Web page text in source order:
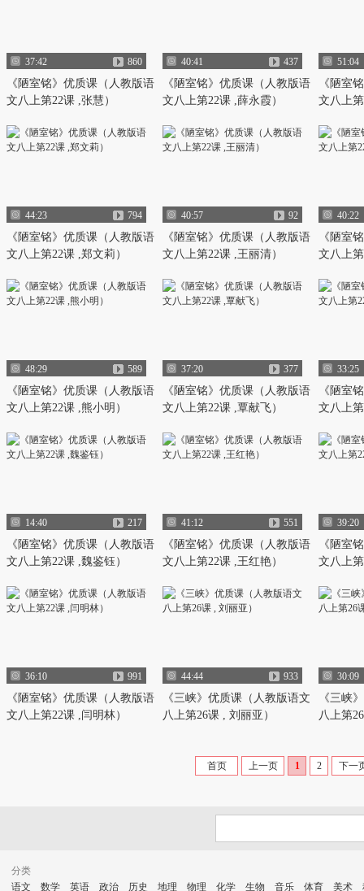
37:42 860
《陋室铭》优质课（人教版语
文八上第22课 ,张慧）
40:41 437
《陋室铭》优质课（人教版语
文八上第22课 ,薛永霞）
51:04
《陋室
文八上
44:23 794
《陋室铭》优质课（人教版语
文八上第22课 ,郑文莉）
40:57 92
《陋室铭》优质课（人教版语
文八上第22课 ,王丽清）
40:22
《陋室
文八上
48:29 589
《陋室铭》优质课（人教版语
文八上第22课 ,熊小明）
37:20 377
《陋室铭》优质课（人教版语
文八上第22课 ,覃献飞）
33:25
《陋室
文八上
14:40 217
《陋室铭》优质课（人教版语
文八上第22课 ,魏鉴钰）
41:12 551
《陋室铭》优质课（人教版语
文八上第22课 ,王红艳）
39:20
《陋室
文八上
36:10 991
《陋室铭》优质课（人教版语
文八上第22课 ,闫明林）
44:44 933
《三峡》优质课（人教版语文
八上第26课 , 刘丽亚）
30:09
《三峡
八上第
首页 上一页 1 2 下一
分类
语文
数学 英语 政治 历史 地理 物理 化学 生物 音乐 体育 美术